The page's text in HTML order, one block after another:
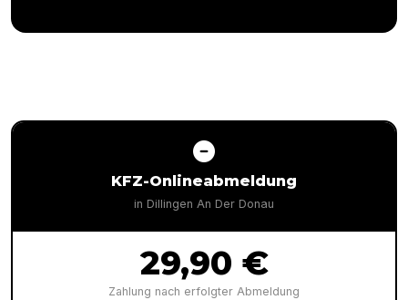
KFZ-Onlineabmeldung
in Dillingen An Der Donau
29,90 €
Zahlung nach erfolgter Abmeldung